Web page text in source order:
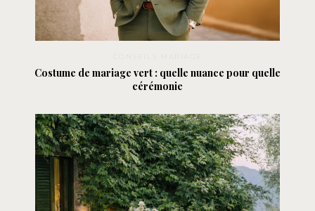
Costume de mariage vert : quelle nuance pour quelle
cérémonie